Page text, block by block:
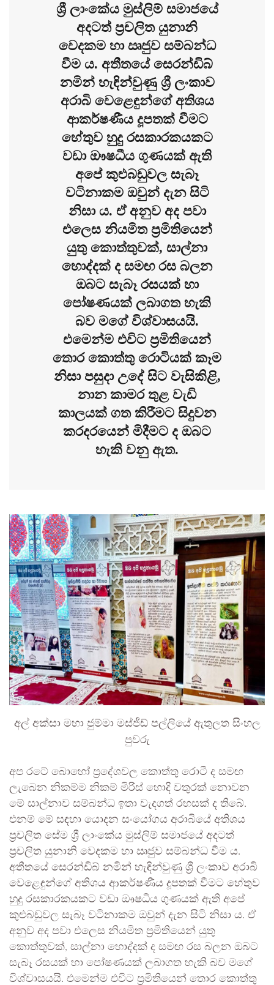
ශ්‍රී ලාංකේය මුස්ලිම් සමාජයේ
අදටත් ප්‍රචලිත යුනානි
වෙදකම හා ඍජුව සම්බන්ධ
වීම ය. අතීතයේ සෙරන්ඩිබ්
නමින් හැඳින්වුණු ශ්‍රී ලංකාව
අරාබි වෙළෙඳුන්ගේ අතිශය
ආකර්ෂණීය දූපතක් වීමට
හේතුව හුදු රසකාරකයකට
වඩා ඖෂධීය ගුණයක් ඇති
අපේ කුළුබඩුවල සැබෑ
වටිනාකම ඔවුන් දැන සිටි
නිසා ය. ඒ අනුව අද පවා
එලෙස නියමිත ප්‍රමිතියෙන්
යුතු කොත්තුවක්, සාල්නා
හොද්දක් ද සමඟ රස බලන
ඔබට සැබෑ රසයක් හා
පෝෂණයක් ලබාගත හැකි
බව මගේ විශ්වාසයයි.
එමෙන්ම එවිට ප්‍රමිතියෙන්
තොර කොත්තු රොටියක් කෑම
නිසා පසුදා උදේ සිට වැසිකිළි,
නාන කාමර තුළ වැඩි
කාලයක් ගත කිරීමට සිදුවන
කරදරයෙන් මිදීමට ද ඔබට
හැකි වනු ඇත.
අල් අක්සා මහා ජුම්මා මස්ජීඩ් පල්ලියේ ඇතුලත සිංහල
පුවරු
අප රටේ බොහෝ ප්‍රදේශවල කොත්තු රොටී ද සමඟ
ලැබෙන නිකම්ම නිකම් මිරිස් හොදි වතුරක් නොවන
මේ සාල්නාව සම්බන්ධ ඉතා වැදගත් රහසක් ද තිබේ.
එනම් මේ සඳහා යොදන සංයෝගය අරාබියේ අතිශය
ප්‍රචලිත සේම ශ්‍රී ලාංකේය මුස්ලිම් සමාජයේ අදටත්
ප්‍රචලිත යුනානි වෙදකම හා ඍජුව සම්බන්ධ වීම ය.
අතීතයේ සෙරන්ඩිබ් නමින් හැඳින්වුණු ශ්‍රී ලංකාව අරාබි
වෙළෙඳුන්ගේ අතිශය ආකර්ෂණීය දූපතක් වීමට හේතුව
හුදු රසකාරකයකට වඩා ඖෂධීය ගුණයක් ඇති අපේ
කුළුබඩුවල සැබෑ වටිනාකම ඔවුන් දැන සිටි නිසා ය. ඒ
අනුව අද පවා එලෙස නියමිත ප්‍රමිතියෙන් යුතු
කොත්තුවක්, සාල්නා හොද්දක් ද සමඟ රස බලන ඔබට
සැබෑ රසයක් හා පෝෂණයක් ලබාගත හැකි බව මගේ
විශ්වාසයයි. එමෙන්ම එවිට ප්‍රමිතියෙන් තොර කොත්තු